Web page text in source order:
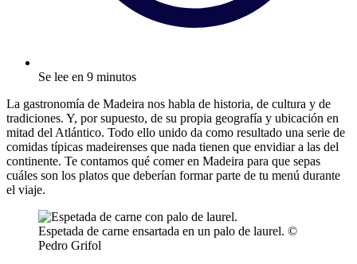
Se lee en 9 minutos
La gastronomía de Madeira nos habla de historia, de cultura y de
tradiciones. Y, por supuesto, de su propia geografía y ubicación en
mitad del Atlántico. Todo ello unido da como resultado una serie de
comidas típicas madeirenses que nada tienen que envidiar a las del
continente. Te contamos qué comer en Madeira para que sepas
cuáles son los platos que deberían formar parte de tu menú durante
el viaje.
Espetada de carne ensartada en un palo de laurel. ©
Pedro Grifol